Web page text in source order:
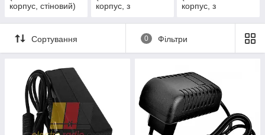
корпус, стіновий)
корпус, з
шнуром)
корпус, з
шнуром)
Сортування
0 Фільтри